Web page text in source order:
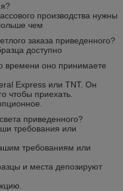
производства нужны
чем
заказа приведенного?
доступно
времени оно принимаете
Express или TNT. Он
чтобы приехать.
приведенного?
требования или
требованиям или
и места депозируют